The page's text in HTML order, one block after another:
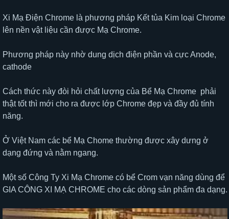
Xi Mạ Điện Chrome là phương pháp Kết tủa Kim loại Chrome
lên nền vật liệu cần được Mạ Chrome.
Phương pháp này nhờ dung dịch điện phần và cực Anode,
cathode
Cách thức này đòi hỏi chất lượng của Bể Mạ Chrome phải
thật tốt thì mới cho ra được lớp Chrome đẹp và đầy đủ tính
năng.
Ở Việt Nam các bể Mạ Chome thường được xây dưng ở
dạng đứng và nằm ngang.
Một số Công Ty Xi Mạ Chrome có bể Crom vạn năng dùng để
GIA CÔNG XI MẠ CHROME cho các dòng sản phẩm đa dạng.